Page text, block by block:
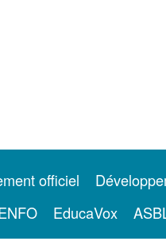
officiel
EducaVox